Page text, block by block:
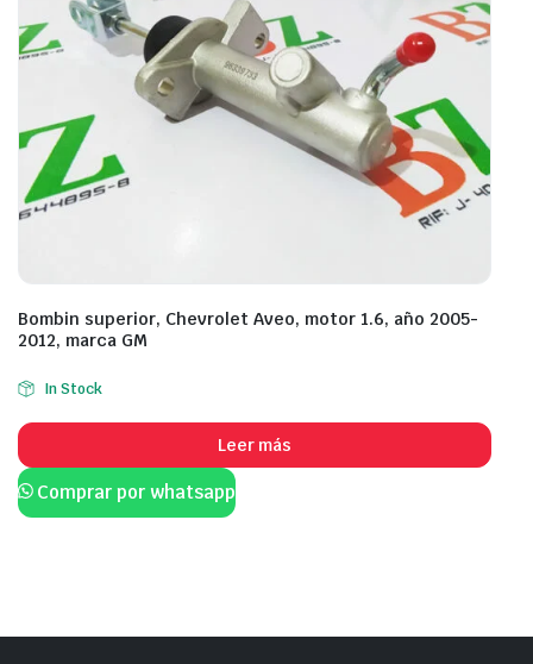
Bombin superior, Chevrolet Aveo, motor 1.6, año 2005-
2012, marca GM
In Stock
Leer más
Comprar por whatsapp